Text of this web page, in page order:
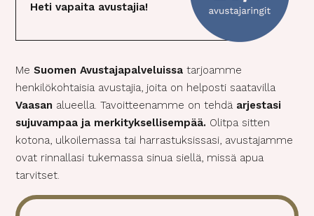
Heti vapaita avustajia!
MeSuomen Avustajapalveluissa tarjoamme
henkilökohtaisia avustajia, joita on helposti saatavilla
Vaasan alueella. Tavoitteenamme on tehdä arjestasi
sujuvampaa ja merkityksellisempää. Olitpa sitten
kotona, ulkoilemassa tai harrastuksissasi, avustajamme
ovat rinnallasi tukemassa sinua siellä, missä apua
tarvitset.